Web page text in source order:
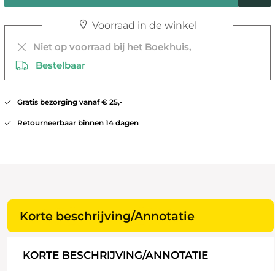
Voorraad in de winkel
Niet op voorraad bij het Boekhuis,
Bestelbaar
Gratis bezorging vanaf € 25,-
Retourneerbaar binnen 14 dagen
Korte beschrijving/Annotatie
KORTE BESCHRIJVING/ANNOTATIE